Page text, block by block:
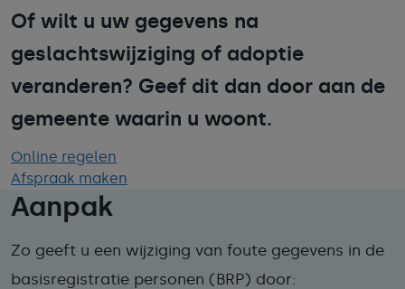
Of wilt u uw gegevens na
geslachtswijziging of adoptie
veranderen? Geef dit dan door aan de
gemeente waarin u woont.
Online regelen
Afspraak maken
Aanpak
Zo geeft u een wijziging van foute gegevens in de
basisregistratie personen (BRP) door: